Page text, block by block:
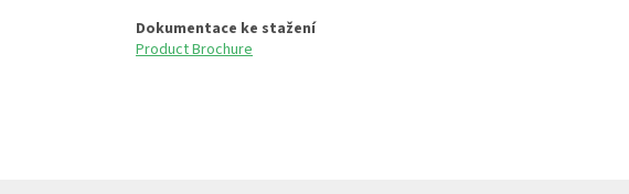
Dokumentace ke stažení
Product Brochure